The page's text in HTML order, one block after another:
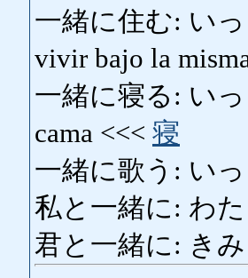
一緒に住む: い
vivir bajo la
一緒に寝る: い
cama <<< 寝
一緒に歌う: い
私と一緒に: わ
君と一緒に: き